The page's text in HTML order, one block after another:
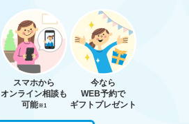
スマホから
オンライン相談も
可能※1
今なら
WEB予約で
ギフトプレゼント